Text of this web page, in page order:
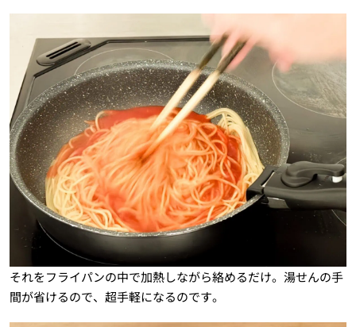
それをフライパンの中で加熱しながら絡めるだけ。湯せんの手
間が省けるので、超手軽になるのです。